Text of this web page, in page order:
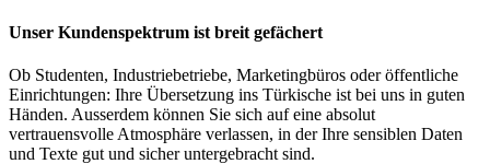
Unser Kundenspektrum ist breit gefächert
Ob Studenten, Industriebetriebe, Marketingbüros oder öffentliche
Einrichtungen: Ihre Übersetzung ins Türkische ist bei uns in guten
Händen. Ausserdem können Sie sich auf eine absolut
vertrauensvolle Atmosphäre verlassen, in der Ihre sensiblen Daten
und Texte gut und sicher untergebracht sind.